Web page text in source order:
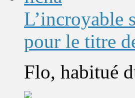
L’incroyable
pour le titre
Flo, habitué